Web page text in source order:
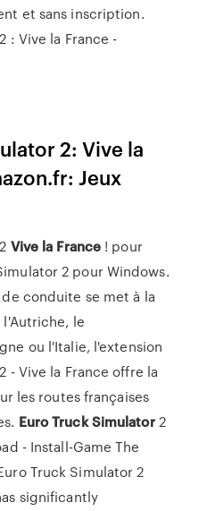
et sans inscription.
: Vive la France -
2: Vive la
Jeux
2 Vive la France ! pour
2 pour Windows.
conduite se met à la
l'Autriche, le
ou l'Italie, l'extension
- Vive la France offre la
les routes françaises
EuroTruck Simulator2
- Install-Game The
Truck Simulator 2
significantly